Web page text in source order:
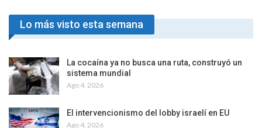
Lo más visto esta semana
La cocaína ya no busca una ruta, construyó un
sistema mundial
Ago 4, 2026
El intervencionismo del lobby israelí en EU
Ago 4, 2026